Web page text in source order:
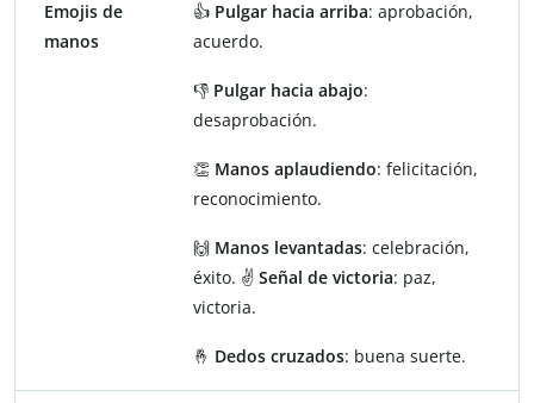
Emojis de
manos
👍 Pulgar hacia arriba: aprobación,
acuerdo.
👎 Pulgar hacia abajo:
desaprobación.
👏 Manos aplaudiendo: felicitación,
reconocimiento.
🙌 Manos levantadas: celebración,
éxito. ✌️ Señal de victoria: paz,
victoria.
🤞 Dedos cruzados: buena suerte.